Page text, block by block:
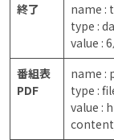
終了
name :
type :
value :
番組表
PDF
name :
type :
value :